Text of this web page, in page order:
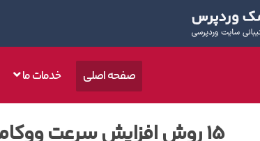
صفحه اصلی خدمات ما
15 روش افزایش سرعت ووکامرس